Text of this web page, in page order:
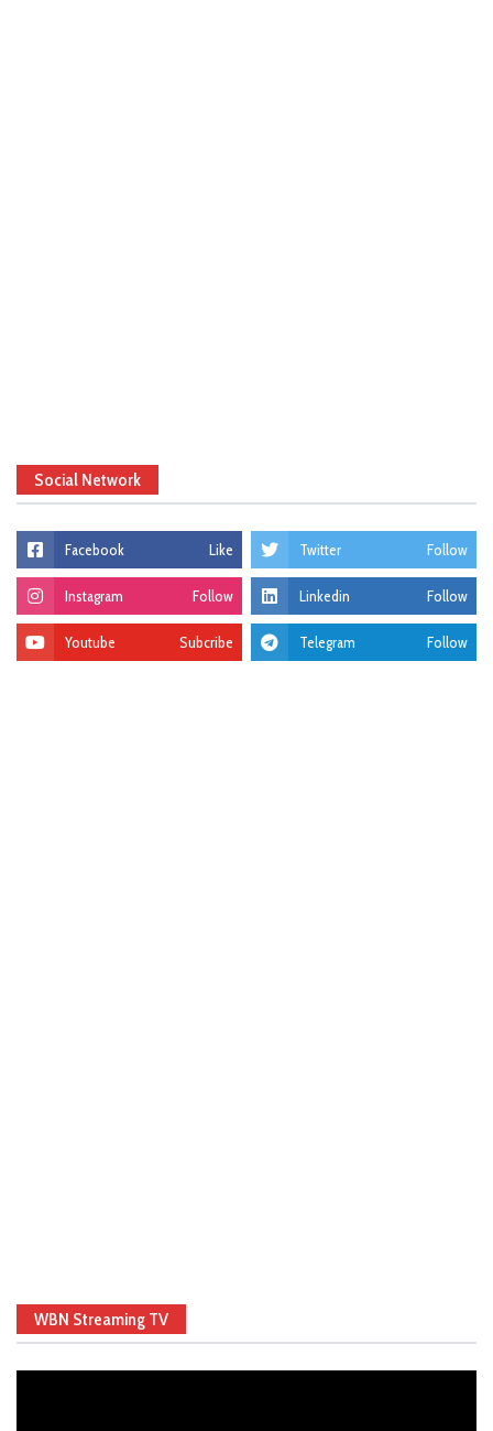
Social Network
Facebook Like Twitter Follow
Instagram Follow Linkedin Follow
Youtube Subcribe Telegram Follow
WBN Streaming TV